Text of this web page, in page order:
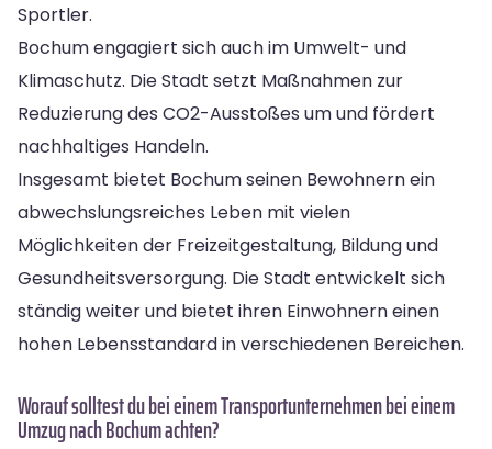
Sportler.
Bochum engagiert sich auch im Umwelt- und
Klimaschutz. Die Stadt setzt Maßnahmen zur
Reduzierung des CO2-Ausstoßes um und fördert
nachhaltiges Handeln.
Insgesamt bietet Bochum seinen Bewohnern ein
abwechslungsreiches Leben mit vielen
Möglichkeiten der Freizeitgestaltung, Bildung und
Gesundheitsversorgung. Die Stadt entwickelt sich
ständig weiter und bietet ihren Einwohnern einen
hohen Lebensstandard in verschiedenen Bereichen.
Worauf solltest du bei einem Transportunternehmen bei einem
Umzug nach Bochum achten?